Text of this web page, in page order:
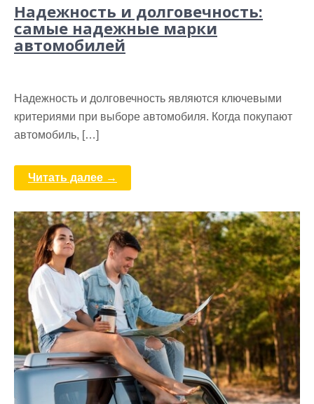
Надежность и долговечность:
самые надежные марки
автомобилей
Надежность и долговечность являются ключевыми
критериями при выборе автомобиля. Когда покупают
автомобиль, […]
Читать далее →